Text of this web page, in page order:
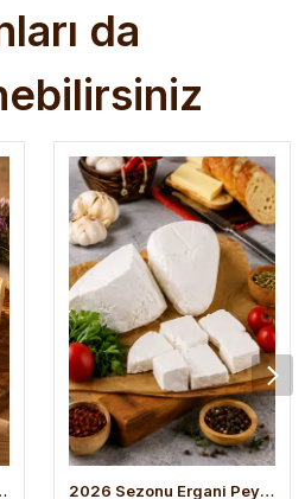
da
(1.200 KG ) 2026 Sezonu Ergani Peynir (Salamura) 1 Kg